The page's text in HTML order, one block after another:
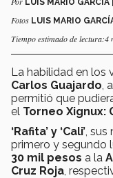
Fotos LUIS MARIO
Tiempo estimado de lectura:4
La habilidad en los
Carlos Guajardo ,
permitió que
el Torneo Xignux:
‘Rafita’ y ‘Cali’ ,
primero y segundo
30 mil pesos a la
Cruz Roja ,